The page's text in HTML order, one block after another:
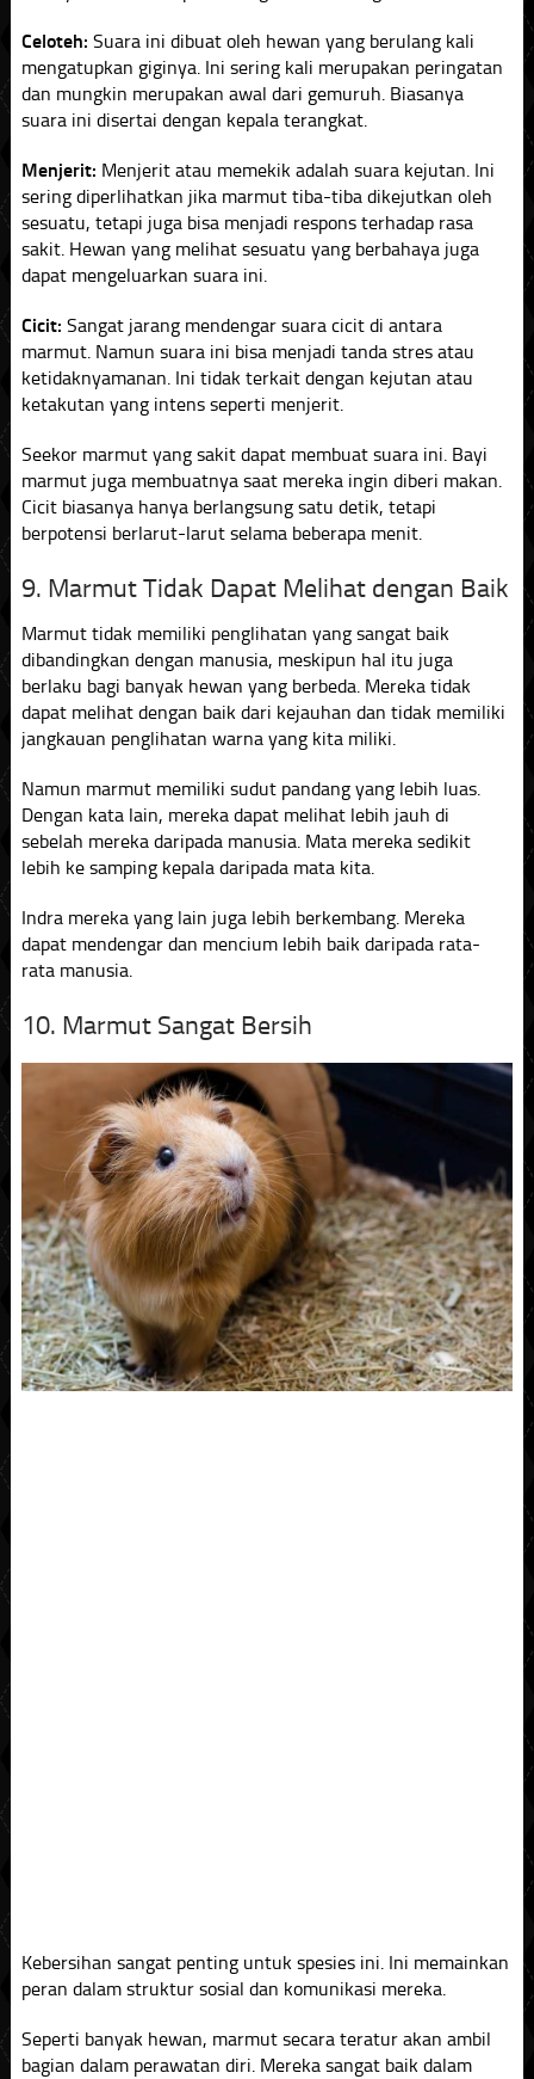
Celoteh: Suara ini dibuat oleh hewan yang berulang kali
mengatupkan giginya. Ini sering kali merupakan peringatan
dan mungkin merupakan awal dari gemuruh. Biasanya
suara ini disertai dengan kepala terangkat.
Menjerit: Menjerit atau memekik adalah suara kejutan. Ini
sering diperlihatkan jika marmut tiba-tiba dikejutkan oleh
sesuatu, tetapi juga bisa menjadi respons terhadap rasa
sakit. Hewan yang melihat sesuatu yang berbahaya juga
dapat mengeluarkan suara ini.
Cicit: Sangat jarang mendengar suara cicit di antara
marmut. Namun suara ini bisa menjadi tanda stres atau
ketidaknyamanan. Ini tidak terkait dengan kejutan atau
ketakutan yang intens seperti menjerit.
Seekor marmut yang sakit dapat membuat suara ini. Bayi
marmut juga membuatnya saat mereka ingin diberi makan.
Cicit biasanya hanya berlangsung satu detik, tetapi
berpotensi berlarut-larut selama beberapa menit.
9. Marmut Tidak Dapat Melihat dengan Baik
Marmut tidak memiliki penglihatan yang sangat baik
dibandingkan dengan manusia, meskipun hal itu juga
berlaku bagi banyak hewan yang berbeda. Mereka tidak
dapat melihat dengan baik dari kejauhan dan tidak memiliki
jangkauan penglihatan warna yang kita miliki.
Namun marmut memiliki sudut pandang yang lebih luas.
Dengan kata lain, mereka dapat melihat lebih jauh di
sebelah mereka daripada manusia. Mata mereka sedikit
lebih ke samping kepala daripada mata kita.
Indra mereka yang lain juga lebih berkembang. Mereka
dapat mendengar dan mencium lebih baik daripada rata-
rata manusia.
10. Marmut Sangat Bersih
Kebersihan sangat penting untuk spesies ini. Ini memainkan
peran dalam struktur sosial dan komunikasi mereka.
Seperti banyak hewan, marmut secara teratur akan ambil
bagian dalam perawatan diri. Mereka sangat baik dalam